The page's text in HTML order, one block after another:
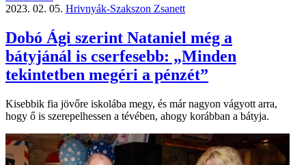
2023. 02. 05. Hrivnyák-Szakszon Zsanett
Dobó Ági szerint Nataniel még a
bátyjánál is cserfesebb: „Minden
tekintetben megéri a pénzét”
Kisebbik fia jövőre iskolába megy, és már nagyon vágyott arra,
hogy ő is szerepelhessen a tévében, ahogy korábban a bátyja.